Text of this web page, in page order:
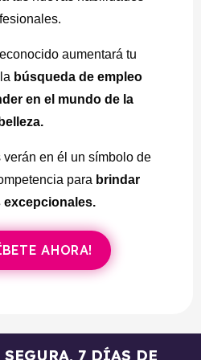
aumentará tu
búsqueda de empleo
en el mundo de la
belleza.
en él un símbolo de
para brindar
excepcionales.
AHORA!
7 DÍAS DE